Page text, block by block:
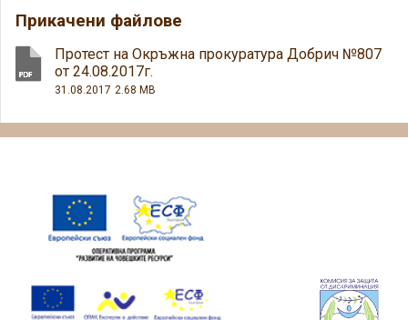
Прикачени файлове
Протест на Окръжна прокуратура Добрич №807
от 24.08.2017г.
31.08.2017 2.68 MB